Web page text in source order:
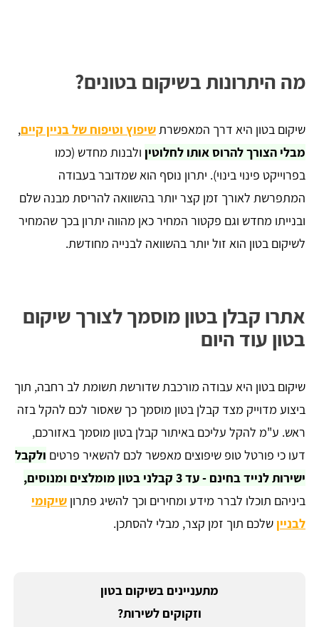
מה היתרונות בשיקום בטונים?
שיקום בטון היא דרך המאפשרתשיפוץ וטיפוח של בניין קיים,
מבלי הצורך להרוס אותו לחלוטין ולבנות מחדש (כמו
בפרוייקט פינוי בינוי). יתרון נוסף הוא שמדובר בעבודה
המתפרשת לאורך זמן קצר יותר בהשוואה להריסת מבנה שלם
ובנייתו מחדש וגם פקטור המחיר כאן מהווה יתרון בכך שהמחיר
לשיקום בטון הוא זול יותר בהשוואה לבנייה מחודשת.
אתרו קבלן בטון מוסמך לצורך שיקום
בטון עוד היום
שיקום בטון היא עבודה מורכבת שדורשת תשומת לב רחבה, תוך
ביצוע מדוייק מצד קבלן בטון מוסמך כך שאסור לכם להקל בזה
ראש. ע"מ להקל עליכם באיתור קבלן בטון מוסמך באזורכם,
דעו כי פורטל טופ שיפוצים מאפשר לכם להשאיר פרטים ולקבל
ישירות לנייד בחינם - עד 3 קבלני בטון מומלצים ומנוסים,
ביניהם תוכלו לברר מידע ומחירים וכך להשיג פתרון שיקומי
לבניין שלכם תוך זמן קצר, מבלי להסתכן.
מתעניינים בשיקום בטון
וזקוקים לשירות?